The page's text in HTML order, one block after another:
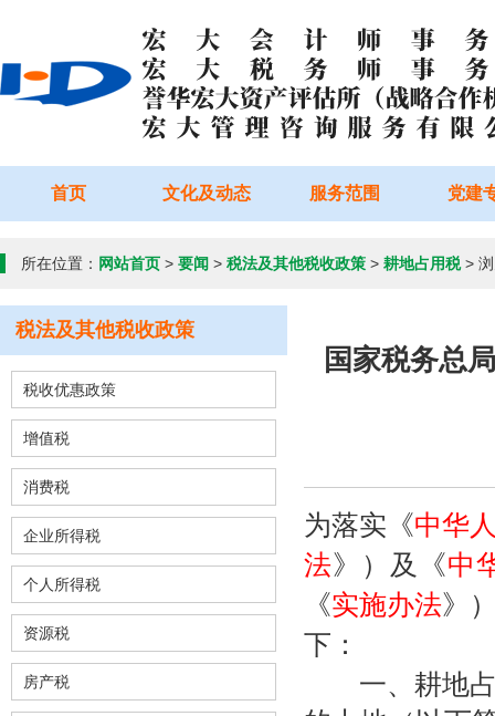
首页 文化及动态 服务范围 党建
所在位置： 网站首页 > 要闻 > 税法及其他税收政策 > 耕地占用税>
税法及其他税收政策
税收优惠政策
增值税
消费税
企业所得税
个人所得税
资源税
房产税
国家税务总
为落实《中华
法》）及《中
《实施办法》
下：
一、耕地占